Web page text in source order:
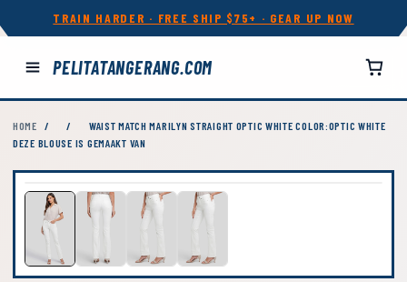
TRAIN HARDER · FREE SHIP $75+ · GEAR UP NOW
PELITATANGERANG.COM
HOME / /
WAIST MATCH MARILYN STRAIGHT OPTIC WHITE COLOR:OPTIC WHITE
DEZE BLOUSE IS GEMAAKT VAN